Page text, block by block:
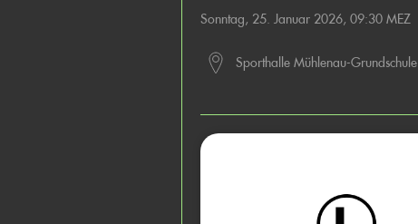
Sonntag, 25. Januar 2026, 09:30 MEZ
Sporthalle Mühlenau-Grundschule